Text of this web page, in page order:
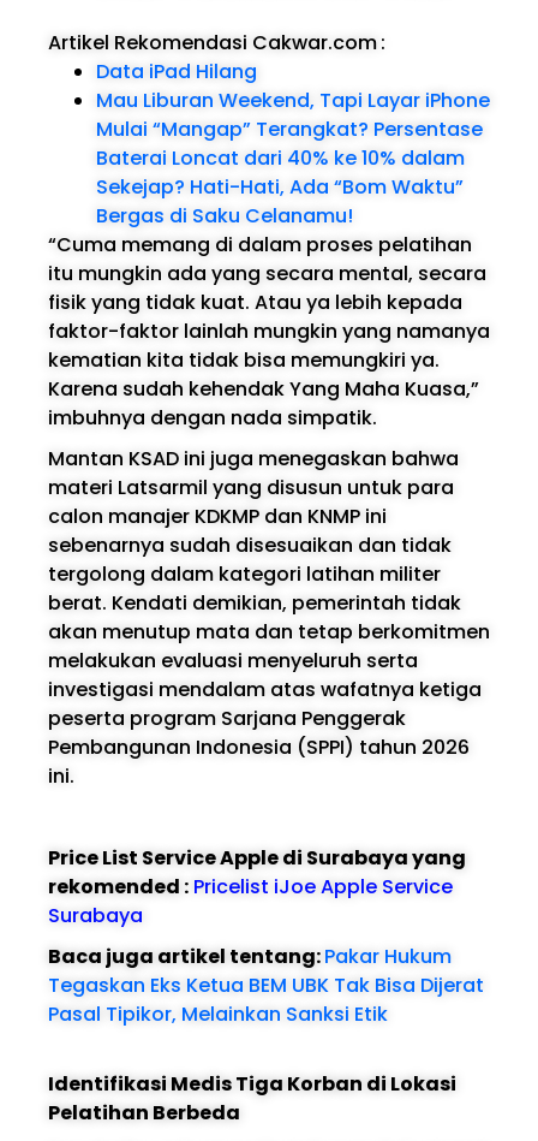
Artikel Rekomendasi Cakwar.com:
Data iPad Hilang
Mau Liburan Weekend, Tapi Layar iPhone
Mulai “Mangap” Terangkat? Persentase
Baterai Loncat dari 40% ke 10% dalam
Sekejap? Hati-Hati, Ada “Bom Waktu”
Bergas di Saku Celanamu!
“Cuma memang di dalam proses pelatihan
itu mungkin ada yang secara mental, secara
fisik yang tidak kuat. Atau ya lebih kepada
faktor-faktor lainlah mungkin yang namanya
kematian kita tidak bisa memungkiri ya.
Karena sudah kehendak Yang Maha Kuasa,”
imbuhnya dengan nada simpatik.
Mantan KSAD ini juga menegaskan bahwa
materi Latsarmil yang disusun untuk para
calon manajer KDKMP dan KNMP ini
sebenarnya sudah disesuaikan dan tidak
tergolong dalam kategori latihan militer
berat. Kendati demikian, pemerintah tidak
akan menutup mata dan tetap berkomitmen
melakukan evaluasi menyeluruh serta
investigasi mendalam atas wafatnya ketiga
peserta program Sarjana Penggerak
Pembangunan Indonesia (SPPI) tahun 2026
ini.
Price List Service Apple di Surabaya yang
rekomended : Pricelist iJoe Apple Service
Surabaya
Baca juga artikel tentang:Pakar Hukum
Tegaskan Eks Ketua BEM UBK Tak Bisa Dijerat
Pasal Tipikor, Melainkan Sanksi Etik
Identifikasi Medis Tiga Korban di Lokasi
Pelatihan Berbeda